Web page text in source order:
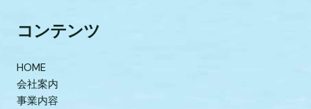
コンテンツ
HOME
会社案内
事業内容